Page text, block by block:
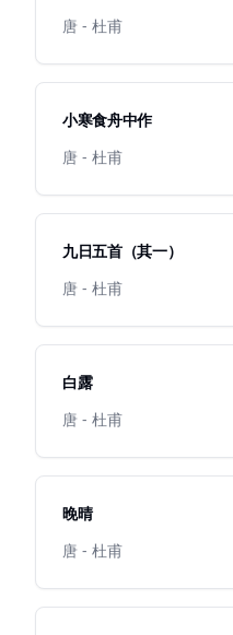
唐 - 杜甫
小寒食舟中作
唐 - 杜甫
九日五首（其一）
唐 - 杜甫
白露
唐 - 杜甫
晚晴
唐 - 杜甫